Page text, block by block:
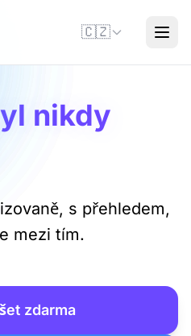
🇨🇿
nikdy
s přehledem,
mezi tím.
zdarma